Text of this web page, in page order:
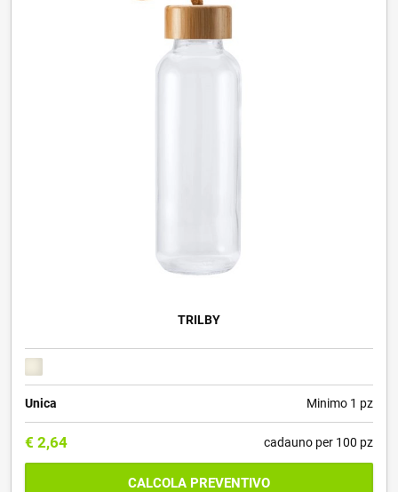
TRILBY
Unica Minimo 1 pz
€ 2,64 cadauno per 100 pz
CALCOLA PREVENTIVO